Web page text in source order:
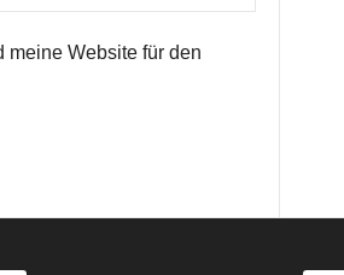
meine Website für den